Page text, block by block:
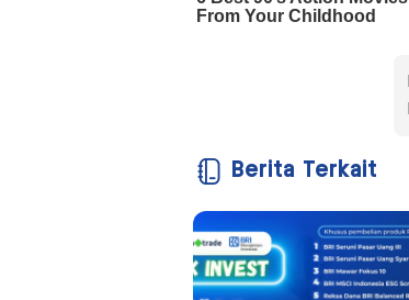
Berita Terkait